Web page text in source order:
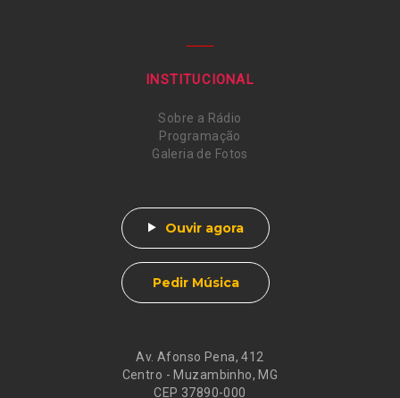
Av. Afonso Pena, 412
Centro - Muzambinho, MG
CEP 37890-000
INSTITUCIONAL
Sobre a Rádio
Programação
Galeria de Fotos
Ouvir agora
Pedir Música